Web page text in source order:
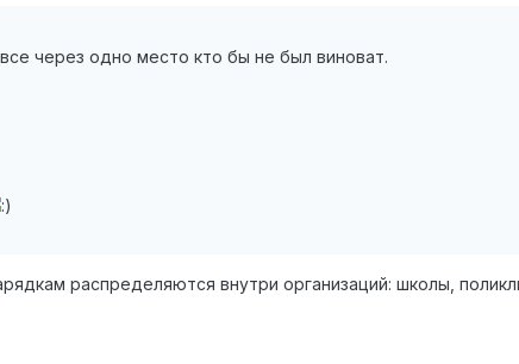
через одно место кто бы не был виноват.
распределяются внутри организаций: школы,